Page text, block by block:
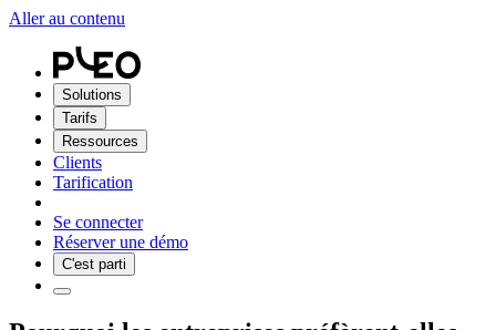
Aller au contenu
Solutions
Tarifs
Ressources
Clients
Tarification
Se connecter
Réserver une démo
C'est parti